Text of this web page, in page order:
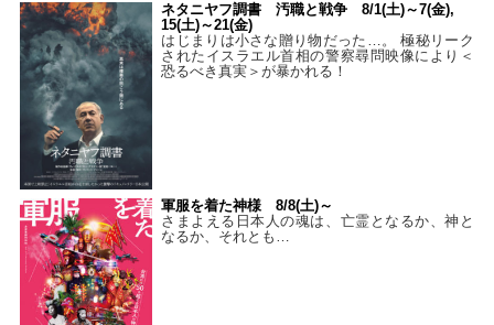
ネタニヤフ調書 汚職と戦争 8/1(土)～7(金),
15(土)～21(金)
はじまりは小さな贈り物だった…。 極秘リーク
されたイスラエル首相の警察尋問映像により＜
恐るべき真実＞が暴かれる！
軍服を着た神様 8/8(土)～
さまよえる日本人の魂は、亡霊となるか、神と
なるか、それとも…